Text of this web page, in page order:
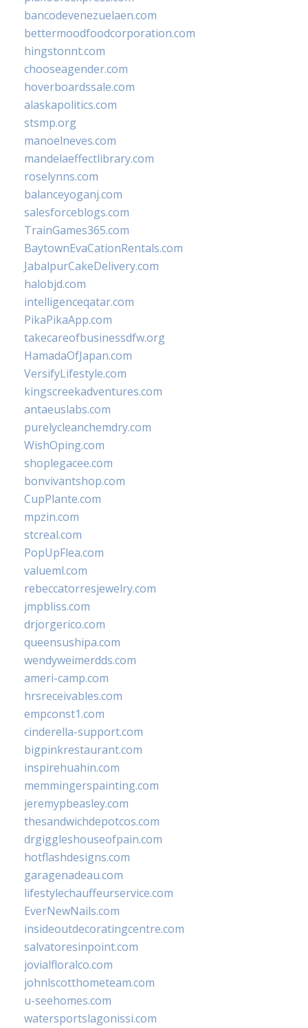
bancodevenezuelaen.com
bettermoodfoodcorporation.com
hingstonnt.com
chooseagender.com
hoverboardssale.com
alaskapolitics.com
stsmp.org
manoelneves.com
mandelaeffectlibrary.com
roselynns.com
balanceyoganj.com
salesforceblogs.com
TrainGames365.com
BaytownEvaCationRentals.com
JabalpurCakeDelivery.com
halobjd.com
intelligenceqatar.com
PikaPikaApp.com
takecareofbusinessdfw.org
HamadaOfJapan.com
VersifyLifestyle.com
kingscreekadventures.com
antaeuslabs.com
purelycleanchemdry.com
WishOping.com
shoplegacee.com
bonvivantshop.com
CupPlante.com
mpzin.com
stcreal.com
PopUpFlea.com
valueml.com
rebeccatorresjewelry.com
jmpbliss.com
drjorgerico.com
queensushipa.com
wendyweimerdds.com
ameri-camp.com
hrsreceivables.com
empconst1.com
cinderella-support.com
bigpinkrestaurant.com
inspirehuahin.com
memmingerspainting.com
jeremypbeasley.com
thesandwichdepotcos.com
drgiggleshouseofpain.com
hotflashdesigns.com
garagenadeau.com
lifestylechauffeurservice.com
EverNewNails.com
insideoutdecoratingcentre.com
salvatoresinpoint.com
jovialfloralco.com
johnlscotthometeam.com
u-seehomes.com
watersportslagonissi.com